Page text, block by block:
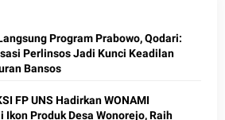
Program Prabowo, Qodari:
Perlinsos Jadi Kunci Keadilan
Bansos
FP UNS Hadirkan WONAMI
Ikon Produk Desa Wonorejo, Raih